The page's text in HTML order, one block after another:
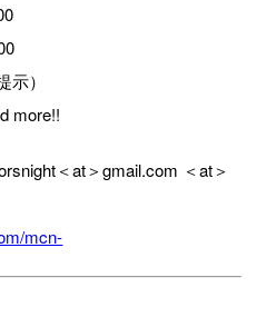
）
more!!
＜at＞gmail.com ＜at＞
mcn-